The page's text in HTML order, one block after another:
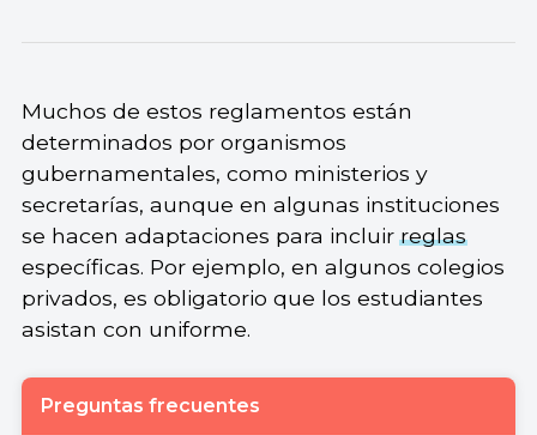
Muchos de estos reglamentos están
determinados por organismos
gubernamentales, como ministerios y
secretarías, aunque en algunas instituciones
se hacen adaptaciones para incluirreglas
específicas. Por ejemplo, en algunos colegios
privados, es obligatorio que los estudiantes
asistan con uniforme.
Preguntas frecuentes